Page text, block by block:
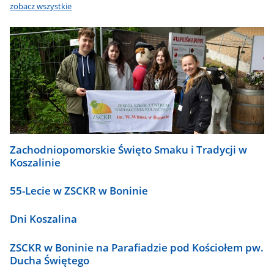
zobacz wszystkie
Zachodniopomorskie Święto Smaku i Tradycji w
Koszalinie
55-Lecie w ZSCKR w Boninie
Dni Koszalina
ZSCKR w Boninie na Parafiadzie pod Kościołem pw.
Ducha Świętego